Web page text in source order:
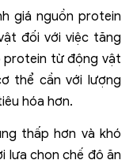
giá nguồn protein
đối với việc tăng
protein từ động vật
thể cần với lượng
hóa hơn.
thấp hơn và khó
lựa chọn chế độ ăn